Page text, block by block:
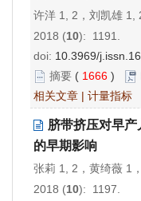
许洋 1, 2，刘凯雄 1,
2018 (10): 1191.
doi: 10.3969/
摘要 ( 1666 )
相关文章 | 计量指标
脐带挤压对早
的早期影响
张莉 1, 2，黄绮薇 1
2018 (10): 1197.